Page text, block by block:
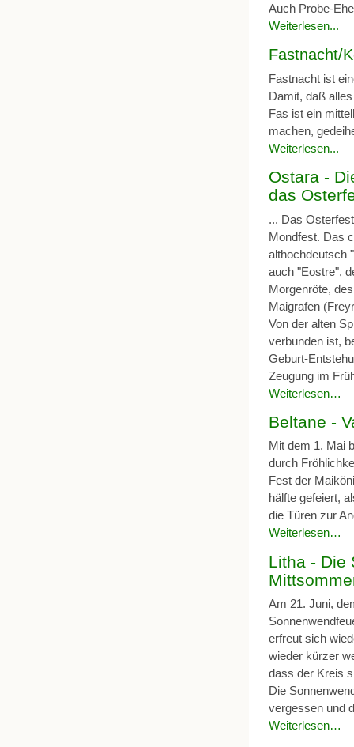
Auch Probe-
Weiterlesen...
Fastnacht/
Fastnacht ist
Damit, daß
Fas ist ein
machen,
Weiterlesen...
Ostara -
das
... Das
Mondfest. Das
althochdeutsch
auch "Eostre",
Morgenröte,
Maigrafen
Von der alten
verbunden ist,
Geburt-
Zeugung im
Weiterlesen…
Beltane -
Mit dem 1. Mai
durch
Fest der
hälfte gefeiert,
die Türen zur
Weiterlesen…
Litha - Die
Am 21. Juni,
erfreut sich
wieder kürzer
dass der Kreis
Die
vergessen und
Weiterlesen…